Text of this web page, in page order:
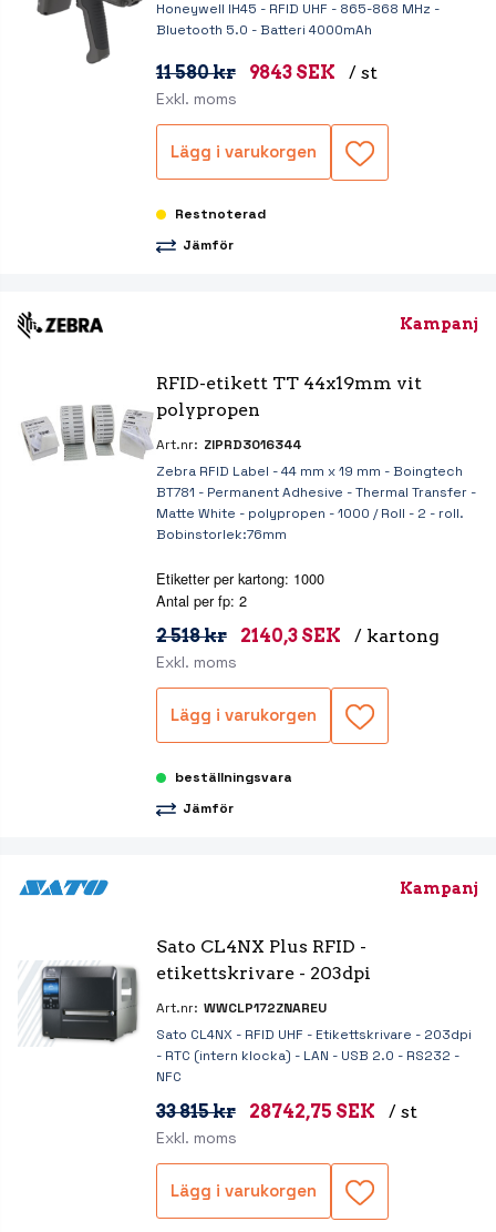
Honeywell IH45 - RFID UHF - 865-868 MHz -
Bluetooth 5.0 - Batteri 4000mAh
11 580 kr 9843 SEK / st
Exkl. moms
Lägg i varukorgen
Restnoterad
Jämför
Kampanj
RFID-etikett TT 44x19mm vit
polypropen
Art.nr: ZIPRD3016344
Zebra RFID Label - 44 mm x 19 mm - Boingtech
BT781 - Permanent Adhesive - Thermal Transfer -
Matte White - polypropen - 1000 / Roll - 2 - roll.
Bobinstorlek:76mm
Etiketter per kartong: 1000
Antal per fp: 2
2 518 kr
2140,3 SEK / kartong
Exkl. moms
Lägg i varukorgen
beställningsvara
Jämför
Kampanj
Sato CL4NX Plus RFID -
etikettskrivare - 203dpi
Art.nr: WWCLP172ZNAREU
Sato CL4NX - RFID UHF - Etikettskrivare - 203dpi
- RTC (intern klocka) - LAN - USB 2.0 - RS232 -
NFC
33 815 kr 28742,75 SEK / st
Exkl. moms
Lägg i varukorgen